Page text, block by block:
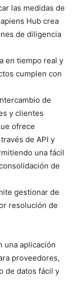
las medidas de
Hub crea
de diligencia
en tiempo real y
cumplen con
de
y clientes
ofrece
de API y
una fácil
de
gestionar de
resolución de
una aplicación
proveedores,
de datos fácil y